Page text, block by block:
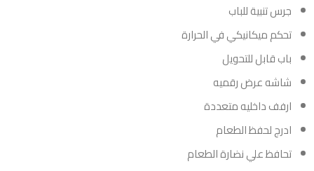
جرس تنبية للباب
تحكم ميكانيكي في الحرارة
باب قابل للتحويل
شاشه عرض رقميه
ارفف داخليه متعددة
ادرج لحفظ الطعام
تحافظ علي نضارة الطعام